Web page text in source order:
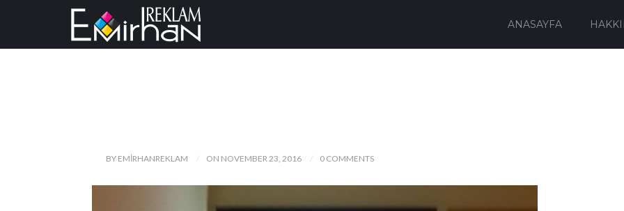
ANASAYFA
BY EMIRHANREKLAM ON NOVEMBER 23, 2016 0 COMMENTS